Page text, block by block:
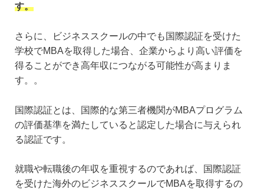
す。
さらに、ビジネススクールの中でも国際認証を受けた
学校でMBAを取得した場合、企業からより高い評価を
得ることができ高年収につながる可能性が高まりま
す。。
国際認証とは、国際的な第三者機関がMBAプログラム
の評価基準を満たしていると認定した場合に与えられ
る認証です。
就職や転職後の年収を重視するのであれば、国際認証
を受けた海外のビジネススクールでMBAを取得するの